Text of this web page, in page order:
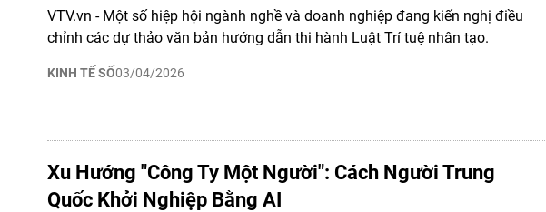
KINH TẾ SỐ03/04/2026
VTV.vn - Một số hiệp hội ngành nghề và doanh nghiệp đang kiến nghị điều
chỉnh các dự thảo văn bản hướng dẫn thi hành Luật Trí tuệ nhân tạo.
Xu Hướng "Công Ty Một Người": Cách Người Trung
Quốc Khởi Nghiệp Bằng AI